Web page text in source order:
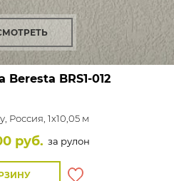
Beresta BRS1-012
Россия, 1x10,05 м
руб. за рулон